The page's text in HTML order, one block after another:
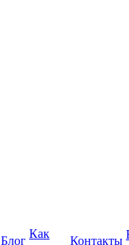
Блог
Как
Контакты